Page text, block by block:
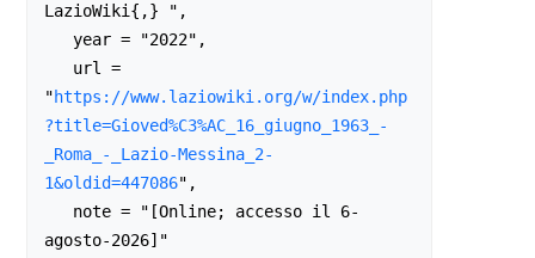
LazioWiki{,} ",
"https://www.laziowiki.org/w/index.php
?title=Gioved%C3%AC_16_giugno_1963_-
_Roma_-_Lazio-Messina_2-
1&oldid=447086",
agosto-2026]"